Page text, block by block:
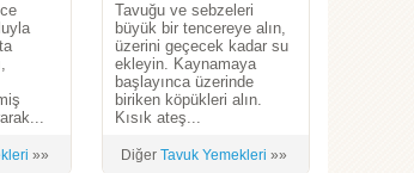
»»
Tavuğu ve sebzeleri
büyük bir tencereye alın,
üzerini geçecek kadar su
ekleyin. Kaynamaya
başlayınca üzerinde
biriken köpükleri alın.
Kısık ateş...
Diğer Tavuk Yemekleri »»